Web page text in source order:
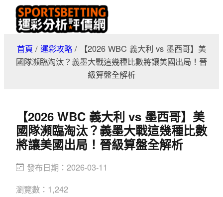
首頁 / 運彩攻略 /
【2026 WBC 義大利 vs 墨西哥】美
國隊瀕臨淘汰？義墨大戰這幾種比數將讓美國出局！晉
級算盤全解析
【2026 WBC 義大利 vs 墨西哥】美
國隊瀕臨淘汰？義墨大戰這幾種比數
將讓美國出局！晉級算盤全解析
發布日期： 2026-03-11
瀏覽數： 1,242